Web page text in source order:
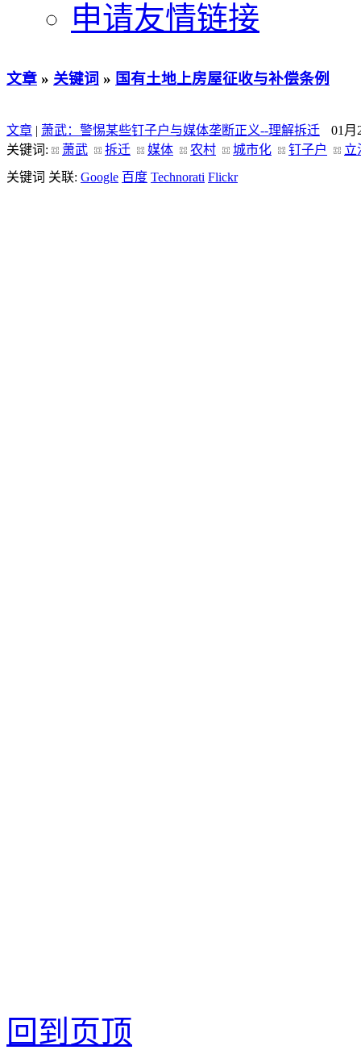
申请友情链接
文章 » 关键词 » 国有土地上房屋征收与补偿条例
文章 | 萧武：警惕某些钉子户与媒体垄断正义--理解拆迁
01月
关键词:
萧武 拆迁 媒体 农村 城市化 钉子户
立
关键词 关联: Google 百度 Technorati Flickr
回到页顶